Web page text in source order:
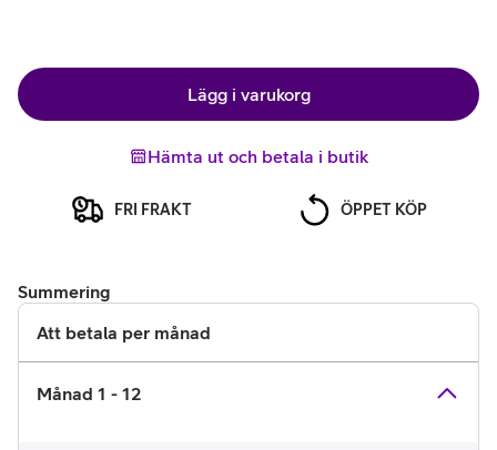
Lägg i varukorg
Hämta ut och betala i butik
FRI FRAKT ÖPPET KÖP
Summering
Att betala per månad
Månad 1 - 12